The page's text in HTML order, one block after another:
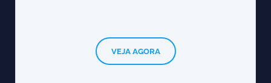
VEJA AGORA